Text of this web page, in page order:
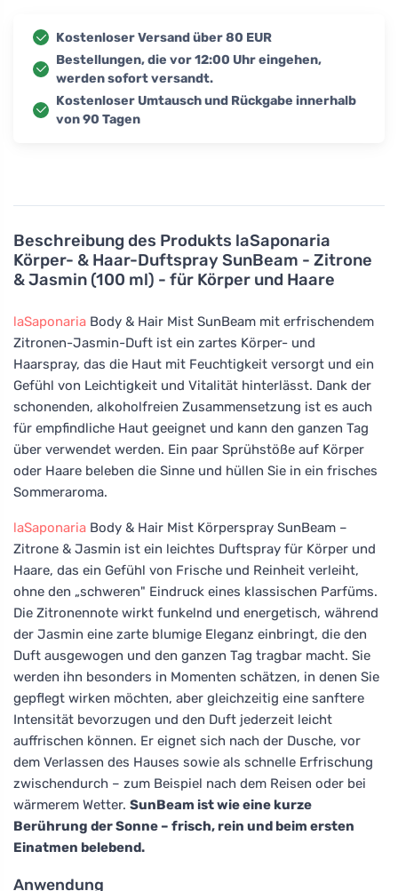
Beschreibung des Produkts laSaponaria
Körper- & Haar-Duftspray SunBeam - Zitrone
& Jasmin (100 ml) - für Körper und Haare
laSaponaria Body & Hair Mist SunBeam mit erfrischendem
Zitronen-Jasmin-Duft ist ein zartes Körper- und
Haarspray, das die Haut mit Feuchtigkeit versorgt und ein
Gefühl von Leichtigkeit und Vitalität hinterlässt. Dank der
schonenden, alkoholfreien Zusammensetzung ist es auch
für empfindliche Haut geeignet und kann den ganzen Tag
über verwendet werden. Ein paar Sprühstöße auf Körper
oder Haare beleben die Sinne und hüllen Sie in ein frisches
Sommeraroma.
laSaponaria Body & Hair Mist Körperspray SunBeam –
Zitrone & Jasmin ist ein leichtes Duftspray für Körper und
Haare, das ein Gefühl von Frische und Reinheit verleiht,
ohne den „schweren" Eindruck eines klassischen Parfüms.
Die Zitronennote wirkt funkelnd und energetisch, während
der Jasmin eine zarte blumige Eleganz einbringt, die den
Duft ausgewogen und den ganzen Tag tragbar macht. Sie
werden ihn besonders in Momenten schätzen, in denen Sie
gepflegt wirken möchten, aber gleichzeitig eine sanftere
Intensität bevorzugen und den Duft jederzeit leicht
auffrischen können. Er eignet sich nach der Dusche, vor
dem Verlassen des Hauses sowie als schnelle Erfrischung
zwischendurch – zum Beispiel nach dem Reisen oder bei
wärmerem Wetter. SunBeam ist wie eine kurze
Berührung der Sonne – frisch, rein und beim ersten
Einatmen belebend.
Anwendung
Kostenloser Versand über 80 EUR
Bestellungen, die vor 12:00 Uhr eingehen,
werden sofort versandt.
Kostenloser Umtausch und Rückgabe innerhalb
von 90 Tagen